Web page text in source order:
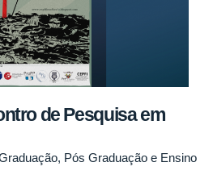
de Pesquisa em
Pós Graduação e Ensino